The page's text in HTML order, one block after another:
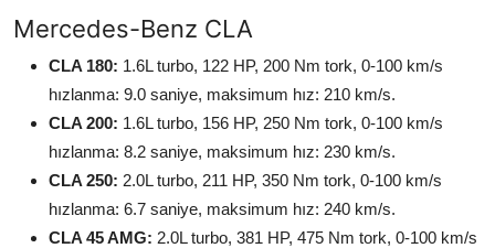
Mercedes-Benz CLA
CLA 180: 1.6L turbo, 122 HP, 200 Nm tork, 0-100 km/s
hızlanma: 9.0 saniye, maksimum hız: 210 km/s.
CLA 200: 1.6L turbo, 156 HP, 250 Nm tork, 0-100 km/s
hızlanma: 8.2 saniye, maksimum hız: 230 km/s.
CLA 250: 2.0L turbo, 211 HP, 350 Nm tork, 0-100 km/s
hızlanma: 6.7 saniye, maksimum hız: 240 km/s.
CLA 45 AMG: 2.0L turbo, 381 HP, 475 Nm tork, 0-100 km/s